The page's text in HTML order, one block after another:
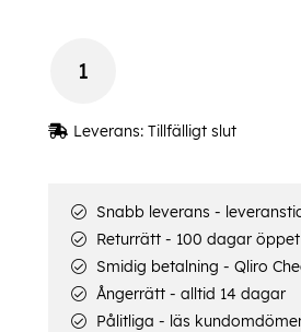
Leverans: Tillfälligt slut
Snabb leverans -
Returrätt - 100 dagar
Smidig betalning - Qliro
Ångerrätt - alltid 14 dagar
Pålitliga - läs